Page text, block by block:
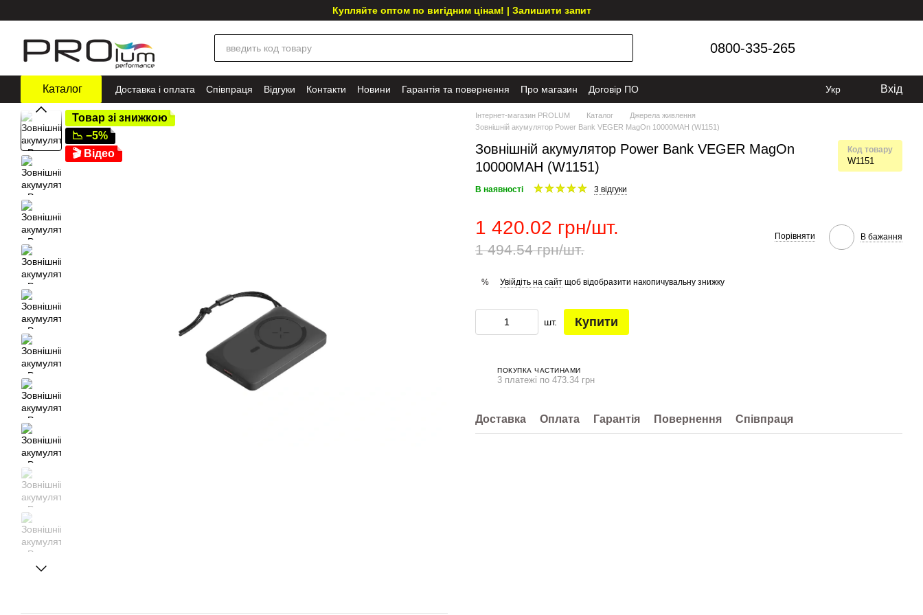
Купляйте оптом по вигідним цінам! | Залишити запит
0800-335-265
Каталог Доставка і оплата Співпраця Відгуки Контакти Новини Гарантія та повернення Про магазин Договір ПО Укр Вхід
Товар зі знижкою
📉 −5%
🎬 Відео
Інтернет-магазин PROLUM Каталог
Джерела живлення
Зовнішній акумулятор Power Bank VEGER MagOn 10000MAH (W1151)
Зовнішній акумулятор Power Bank VEGER MagOn
10000MAH (W1151)
Код товару
W1151
В наявності 3 відгуки
1 420.02 грн/шт.
1 494.54 грн/шт.
Порівняти В бажання
% Увійдіть на сайт щоб відобразити накопичувальну знижку
шт. Купити
ПОКУПКА ЧАСТИНАМИ
3 платежі по 473.34 грн
Доставка Оплата Гарантія Повернення Співпраця